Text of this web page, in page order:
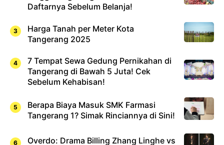
Daftarnya Sebelum Belanja!
Harga Tanah per Meter Kota
Tangerang 2025
7 Tempat Sewa Gedung Pernikahan di
Tangerang di Bawah 5 Juta! Cek
Sebelum Kehabisan!
Berapa Biaya Masuk SMK Farmasi
Tangerang 1? Simak Rinciannya di Sini!
Overdo: Drama Billing Zhang Linghe vs